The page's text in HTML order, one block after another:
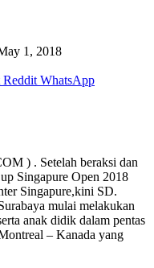
1, 2018
Reddit WhatsApp
) . Setelah beraksi dan
Singapure Open 2018
Singapure,kini SD.
mulai melakukan
anak didik dalam pentas
– Kanada yang